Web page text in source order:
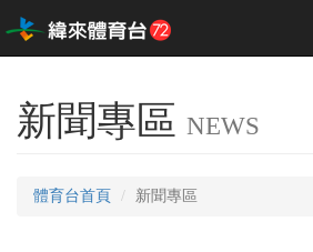
新聞專區 NEWS
體育台首頁 新聞專區